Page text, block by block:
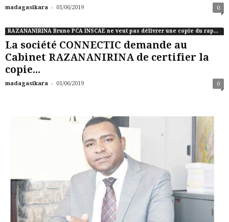
madagasikara - 01/06/2019 0
RAZANANIRINA Bruno PCA INSCAE ne veut pas délivrer une copie du rapport de commissaire aux comptes de CONNCTIC
La société CONNECTIC demande au
Cabinet RAZANANIRINA de certifier la
copie...
madagasikara - 01/06/2019 0